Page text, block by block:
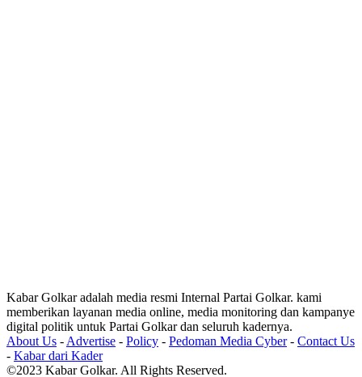
Kabar Golkar adalah media resmi Internal Partai Golkar. kami
memberikan layanan media online, media monitoring dan kampanye
digital politik untuk Partai Golkar dan seluruh kadernya.
About Us - Advertise - Policy - Pedoman Media Cyber- Contact Us
- Kabar dari Kader
©2023 Kabar Golkar. All Rights Reserved.